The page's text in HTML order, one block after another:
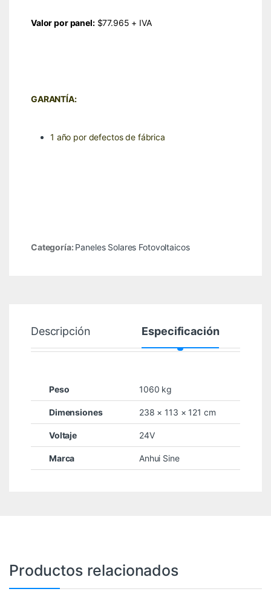
Valor por panel:$77.965 + IVA
GARANTÍA:
1 año por defectos de fábrica
Categoría: Paneles Solares Fotovoltaicos
Descripción Especificación
Peso 1060 kg
Dimensiones 238 × 113 × 121 cm
Voltaje 24V
Marca Anhui Sine
Productos relacionados